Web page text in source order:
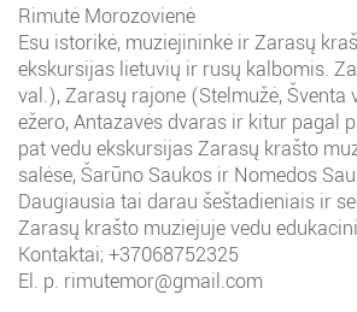
Rimutė Morozovienė
Esu istorikė, muziejininkė ir Zarasų
ekskursijas lietuvių ir rusų kalbomis.
val.), Zarasų rajone (Stelmužė, Šventa
ežero, Antazavės dvaras ir kitur pagal
pat vedu ekskursijas Zarasų krašto
salėse, Šarūno Saukos ir Nomedos
Daugiausia tai darau šeštadieniais ir
Zarasų krašto muziejuje vedu
Kontaktai; +37068752325
El. p. rimutemor@gmail.com